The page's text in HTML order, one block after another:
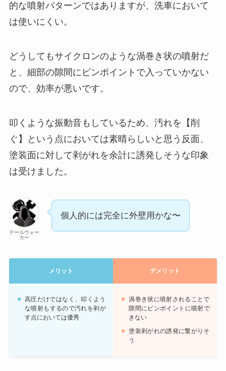
的な噴射パターンではありますが、洗車において
は使いにくい。
どうしてもサイクロンのような渦巻き状の噴射だ
と、細部の隙間にピンポイントで入っていかない
ので、効率が悪いです。
叩くような振動音もしているため、汚れを【削
ぐ】という点においては素晴らしいと思う反面、
塗装面に対して剥がれを余計に誘発しそうな印象
は受けました。
テールウォー
カー
個人的には完全に外壁用かな〜
メリット デメリット
高圧だけではなく、叩くよう
な噴射もするので汚れを剥が
す点においては優秀
渦巻き状に噴射されることで
隙間にピンポイントに噴射で
きない
塗装剥がれの誘発に繋がりそ
う